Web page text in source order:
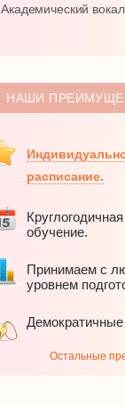
Академический вокал
НАШИ
расписание.
обучение.
Принимаем с
уровнем
Остальные